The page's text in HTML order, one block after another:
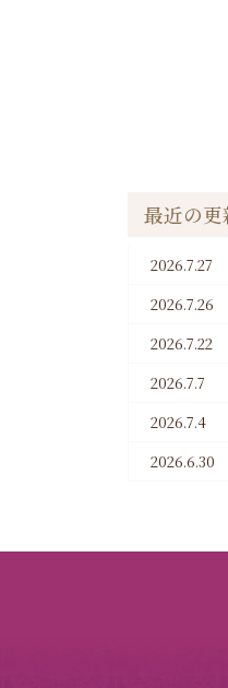
最近の更
2026.7.27
2026.7.26
2026.7.22
2026.7.7
2026.7.4
2026.6.30